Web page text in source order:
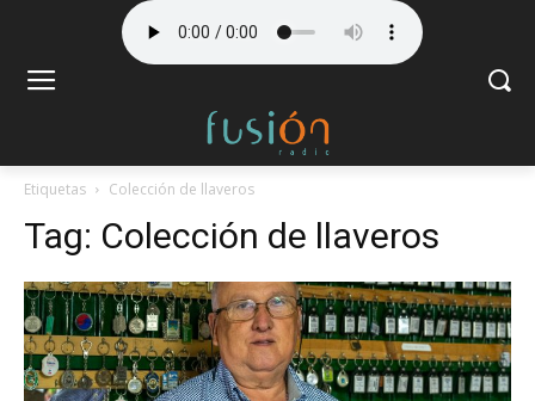
Etiquetas Colección de llaveros
Tag: Colección de llaveros